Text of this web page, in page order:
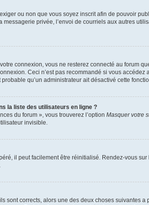
ou non que vous soyez inscrit afin de pouvoir
privée, l’envoi de courriels aux autres
connexion, vous ne resterez connecté au forum
Ceci n’est pas recommandé si vous
qu’un administrateur ait désactivé cette
la liste des utilisateurs en ligne ?
du forum », vous trouverez l’option Masquer votre
invisible.
il peut facilement être réinitialisé. Rendez-vous
sont corrects, alors une des deux choses